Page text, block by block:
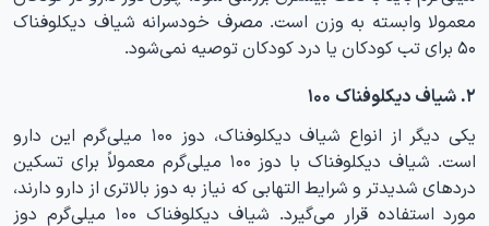
معمولا وابسته به وزن است. مصرف خودسرانه شیاف دیکلوفناک
۵۰ برای تب کودکان یا درد کودکان توصیه نمی‌شود.
۲. شیاف دیکلوفناک ۱۰۰
یکی دیگر از انواع شیاف دیکلوفناک، دوز ۱۰۰ میلی‌گرم این دارو
است. شیاف دیکلوفناک با دوز ۱۰۰ میلی‌گرم معمولاً برای تسکین
دردهای شدیدتر و شرایط التهابی که نیاز به دوز بالاتری از دارو دارند،
مورد استفاده قرار می‌گیرد. شیاف دیکلوفناک ۱۰۰ میلی‌گرم دوز